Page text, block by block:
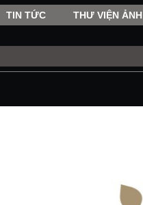
TIN TỨC THƯ VIỆN ẢNH